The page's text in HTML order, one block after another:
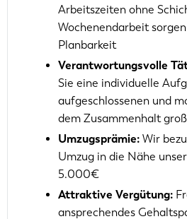
Arbeitszeiten ohne
Wochenendarbeit
Planbarkeit
Verantwortungsvolle
Sie eine individuelle
aufgeschlossenen und
dem Zusammenhalt
Umzugsprämie: Wir
Umzug in die Nähe
5.000€
Attraktive Vergütung:
ansprechendes